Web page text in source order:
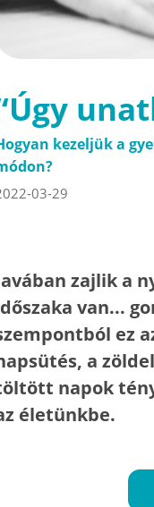
kezeljük a
03-29
zajlik a
van...
ez
a
napok
életünkbe.